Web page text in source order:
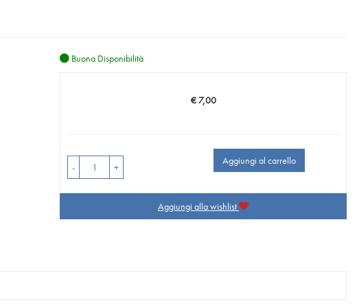
Buona Disponibilità
Prezzo
€ 7,00
- +
Aggiungi al carrello
Aggiungi alla wishlist